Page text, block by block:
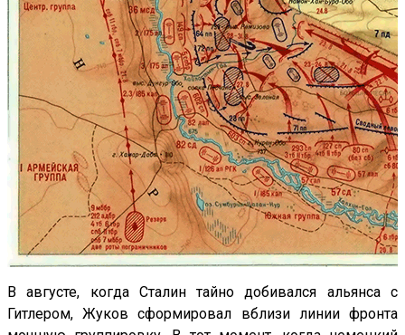
В августе, когда Сталин тайно добивался альянса с
Гитлером, Жуков сформировал вблизи линии фронта